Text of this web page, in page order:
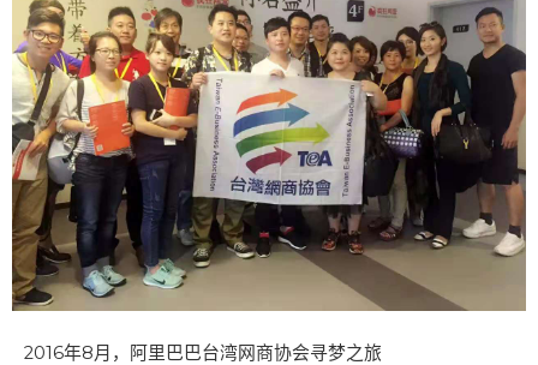
2016年8月，阿里巴巴台湾网商协会寻梦之旅